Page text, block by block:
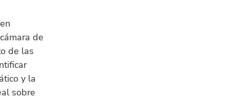
de
de las
y la
sobre